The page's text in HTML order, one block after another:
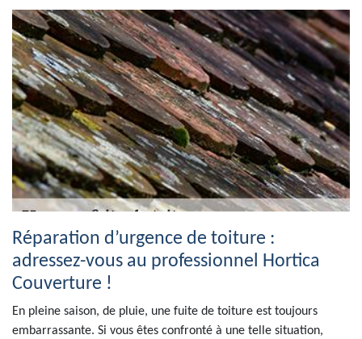
Réparation d’urgence de toiture :
adressez-vous au professionnel Hortica
Couverture !
En pleine saison, de pluie, une fuite de toiture est toujours
embarrassante. Si vous êtes confronté à une telle situation,